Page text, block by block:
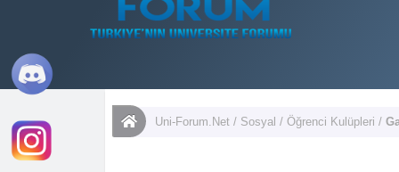
Uni-Forum.Net/ Sosyal / Öğrenci Kulüpleri /